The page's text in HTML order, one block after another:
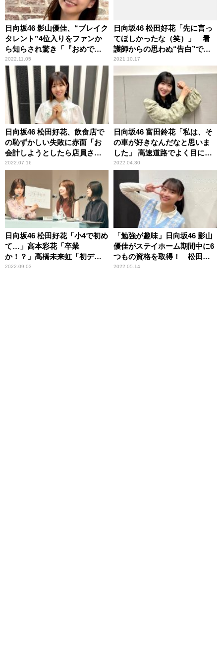
日向坂46 影山優佳、“ブレイク
タレント”4位入りをファンか
ら知らされ驚き「『おめでと
う』っていっぱい来たの」
2022.11.05
日向坂46 松田好花「先に言っ
てほしかったな（笑）」 看
護師からの思わぬ“告白”で頭
が真っ白になった顛末を明か
2021.10.17
日向坂46 松田好花、飲食店で
の恥ずかしい失敗に赤面「お
会計しようとしたら店員さん
が……」
2022.07.16
日向坂46 富田鈴花「私は、そ
の車が好きなんだなと思いま
した」 高速道路でよく目につ
く車種を明かす
2022.04.30
日向坂46 松田好花「小4で初め
て…」高本彩花「卒業
か！？」髙橋未来虹「初デー
ト！」 どこにも出してない
2022.09.03
「勉強が趣味」日向坂46 影山
優佳がステイホーム期間中に6
つもの資格を取得！ 松田好
花も仰天
2022.05.14